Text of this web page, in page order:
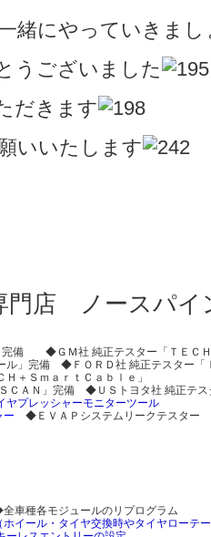
緒にやっていきまし
うございました
だきます
いいたします
門店 ノースパイ
完備 ◆ＧＭ社 純正テスター「ＴＥＣ
ル」完備 ◆ＦＯＲＤ社 純正テスター「
＋ＳｍａｒｔＣａｂｌｅ」
ＣＡＮ」完備 ◆ＵＳトヨタ社 純正テス
プレッシャーモニターツール
ー ◆ＥＶＡＰシステムリークテスター
種各モジュールのリプログラム
イール・タイヤ交換時やタイヤローテ